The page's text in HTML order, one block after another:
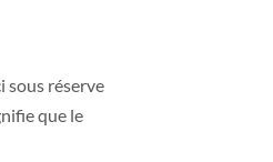
sous réserve
que le